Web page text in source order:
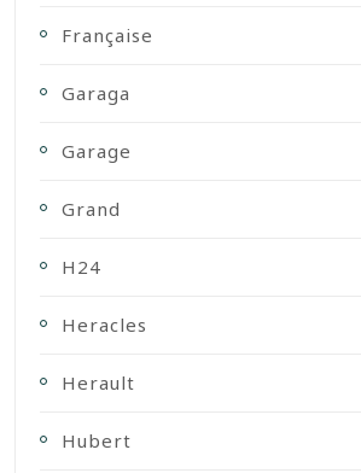
Française
Garaga
Garage
Grand
H24
Heracles
Herault
Hubert